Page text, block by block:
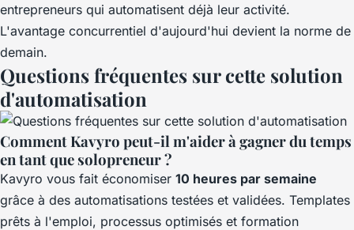
entrepreneurs qui automatisent déjà leur activité.
L'avantage concurrentiel d'aujourd'hui devient la norme de
demain.
Questions fréquentes sur cette solution
d'automatisation
Comment Kavyro peut-il m'aider à gagner du temps
en tant que solopreneur ?
Kavyro vous fait économiser 10 heures par semaine
grâce à des automatisations testées et validées. Templates
prêts à l'emploi, processus optimisés et formation